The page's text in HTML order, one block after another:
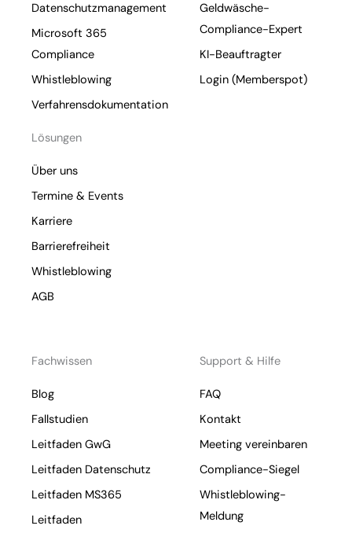
Datenschutzmanagement
Microsoft 365
Compliance
Whistleblowing
Verfahrensdokumentation
Lösungen
Über uns
Termine & Events
Karriere
Barrierefreiheit
Whistleblowing
AGB
Geldwäsche-
Compliance-Expert
KI-Beauftragter
Login (Memberspot)
Fachwissen
Blog
Fallstudien
Leitfaden GwG
Leitfaden Datenschutz
Leitfaden MS365
Leitfaden
Support & Hilfe
FAQ
Kontakt
Meeting vereinbaren
Compliance-Siegel
Whistleblowing-
Meldung